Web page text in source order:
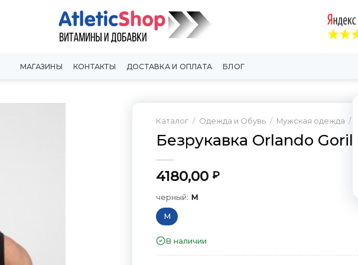
МАГАЗИНЫ КОНТАКТЫ ДОСТАВКА И ОПЛАТА БЛОГ
Каталог / Одежда и Обувь / Мужская одежда /
Безрукавка Orlando Gorilla
4180,00 ₽
черный: M
M
В наличии